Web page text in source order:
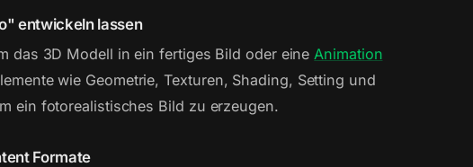
entwickeln lassen
das 3D Modell in ein fertiges Bild oder eine Animation
wie Geometrie, Texturen, Shading, Setting und
ein fotorealistisches Bild zu erzeugen.
Formate